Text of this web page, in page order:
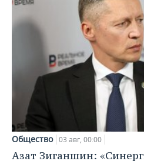
Общество 03 авг, 00:00
Азат Зиганшин: